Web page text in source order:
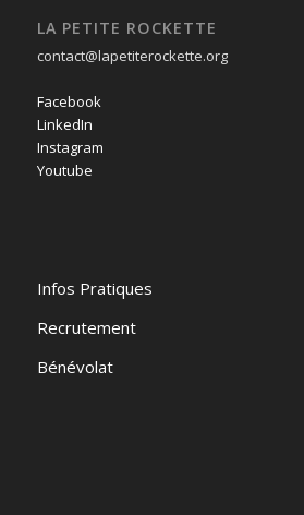
LA PETITE ROCKETTE
contact@lapetiterockette.org
Facebook
LinkedIn
Instagram
Youtube
Infos Pratiques
Recrutement
Bénévolat